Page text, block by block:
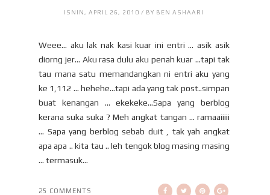
ISNIN, APRIL 26, 2010 / BY BEN ASHAARI
Weee... aku lak nak kasi kuar ini entri ... asik asik
diorng jer... Aku rasa dulu aku penah kuar ...tapi tak
tau mana satu memandangkan ni entri aku yang
ke 1,112 ... hehehe...tapi ada yang tak post..simpan
buat kenangan ... ekekeke...Sapa yang berblog
kerana suka suka ? Meh angkat tangan ... ramaaiiiii
... Sapa yang berblog sebab duit , tak yah angkat
apa apa .. kita tau .. leh tengok blog masing masing
... termasuk...
25 COMMENTS